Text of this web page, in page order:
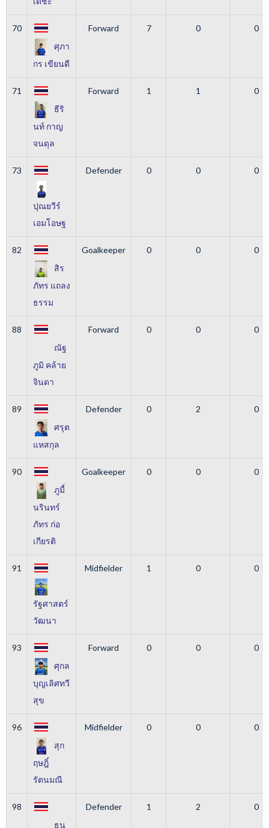
70
ศุภา
กร เขียนดี
Forward 7 0 0
71
ธีริ
นท์ กาญ
จนดุล
Forward 1 1 0
73
ปุณยวีร์
เอมโอษฐ
Defender 0 0 0
82
สิร
ภัทร แถลง
ธรรม
Goalkeeper 0 0 0
88
ณัฐ
ภูมิ คล้าย
จินดา
Forward 0 0 0
89
ศรุต
แหสกุล
Defender 0 2 0
90
ภูมื์
นรินทร์
ภัทร ก่อ
เกียรติ
Goalkeeper 0 0 0
91
รัฐศาสตร์
วัฒนา
Midfielder 1 0 0
93
ศุกล
บุญเลิศทวี
สุข
Forward 0 0 0
96
สุก
ฤษฎิ์
รัตนมณี
Midfielder 0 0 0
98
ธน
Defender 1 2 0